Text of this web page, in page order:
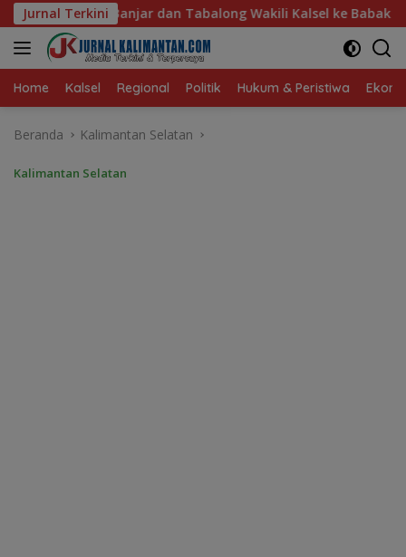
Langsung
ke
konten
Jurnal Terkini
Wakili Kalsel ke Babak Semifinal Gubernur Cup Road to
Home Kalsel Regional Politik Hukum & Peristiwa
Beranda Kalimantan Selatan
Kalimantan Selatan